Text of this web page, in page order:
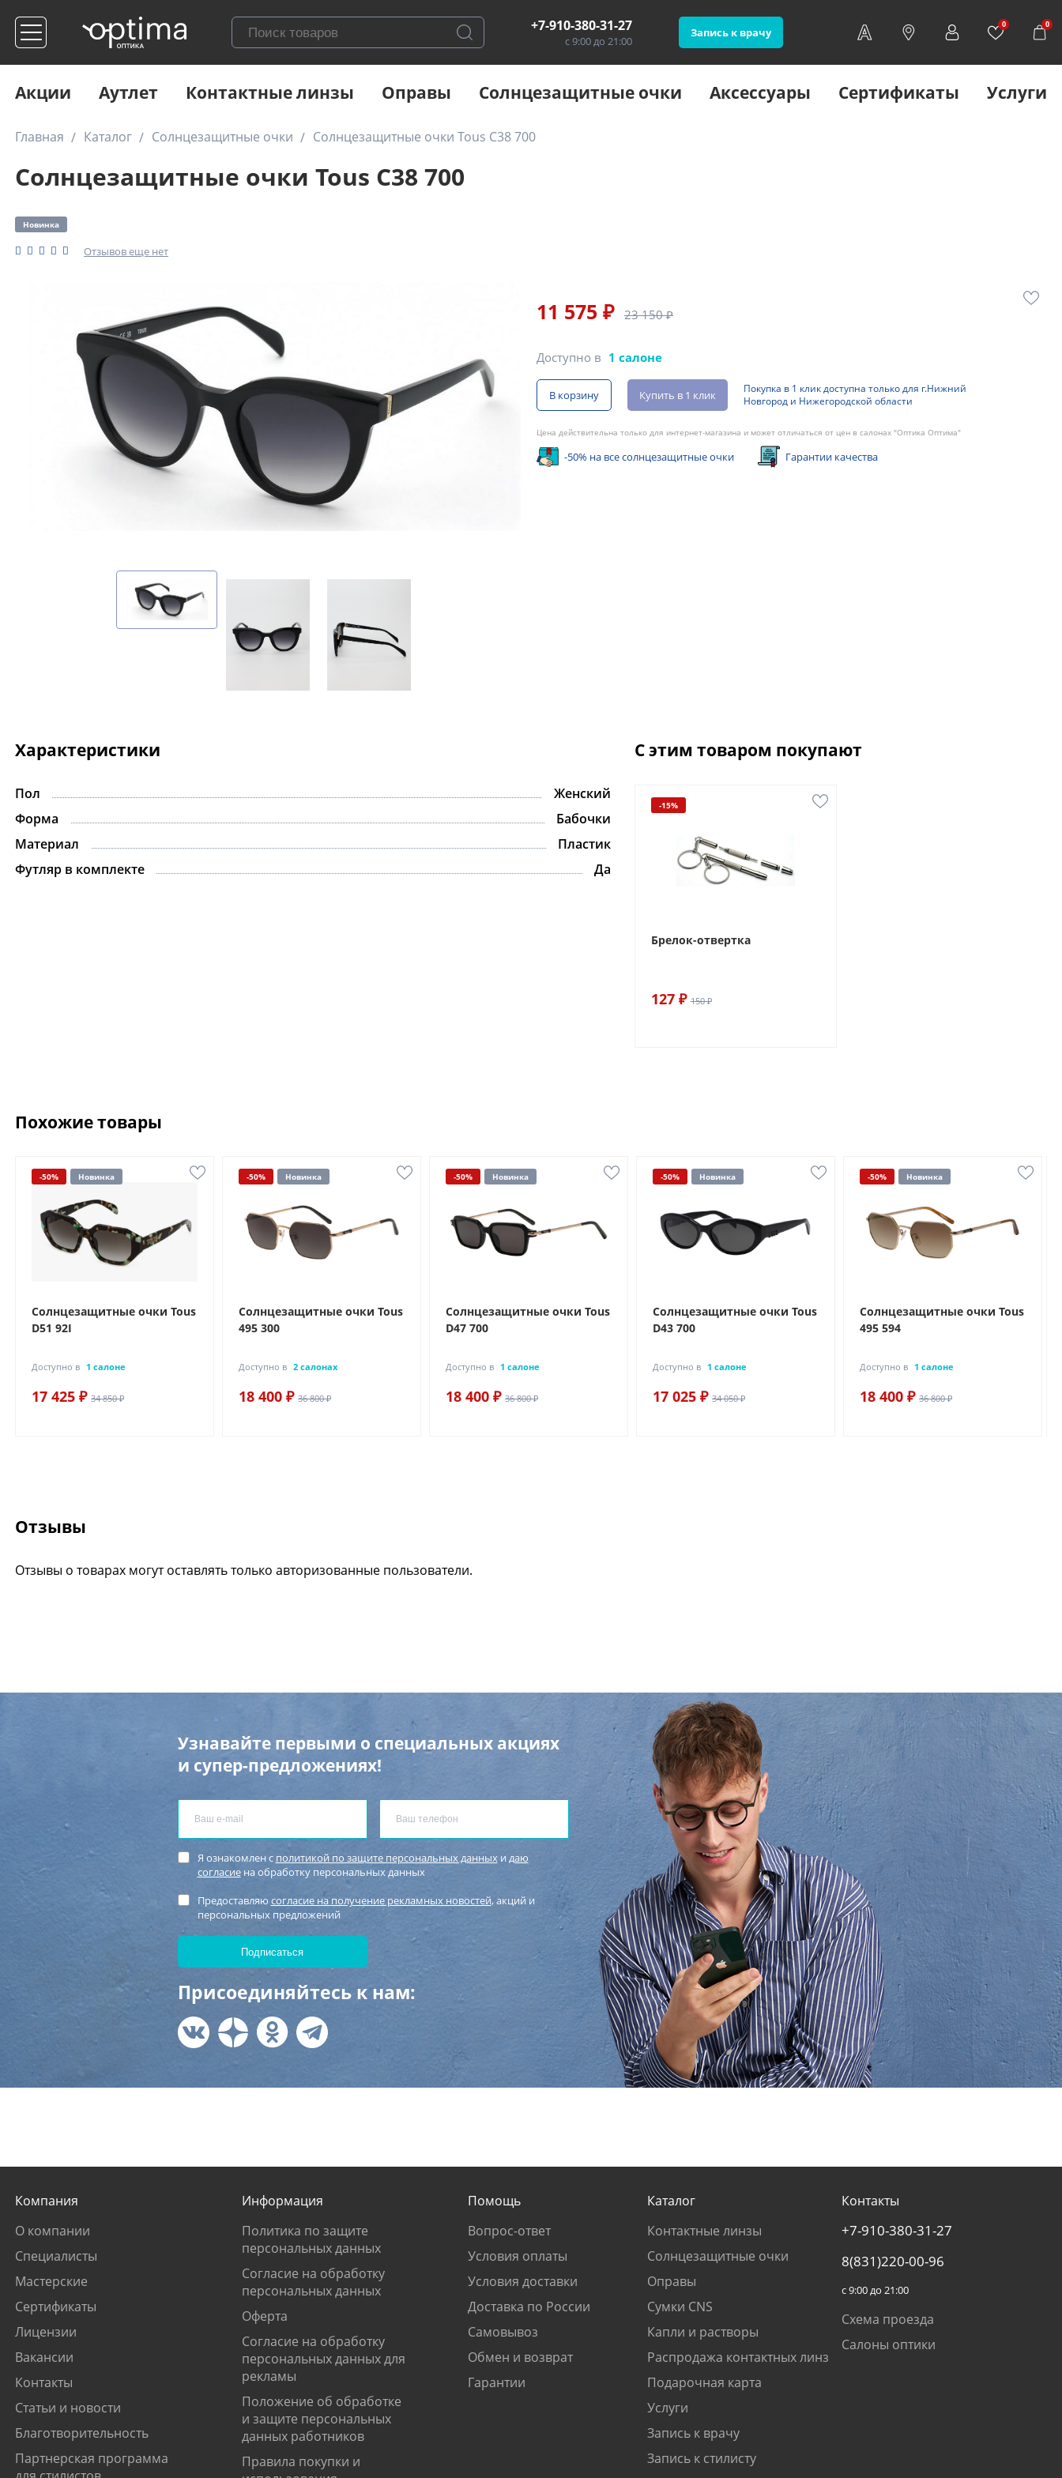
+7-910-380-31-27
с 9:00 до 21:00
Запись к врачу
0 0
Акции Аутлет Контактные линзы Оправы Солнцезащитные очки Аксессуары Сертификаты Услуги
Главная Каталог Солнцезащитные очки Солнцезащитные очки Tous C38 700
Солнцезащитные очки Tous C38 700
Новинка
Отзывов еще нет
11 575 ₽ 23 150 ₽
Доступно в 1 салоне
В корзину Купить в 1 клик
Покупка в 1 клик доступна только для г.Нижний
Новгород и Нижегородской области
Цена действительна только для интернет-магазина и может отличаться от цен в салонах "Оптика Оптима"
-50% на все солнцезащитные очки Гарантии качества
Характеристики
Пол
Женский
Форма
Бабочки
Материал
Пластик
Футляр в комплекте
Да
С этим товаром покупают
-15%
Брелок-отвертка
127 ₽ 150 ₽
Похожие товары
-50% Новинка
Солнцезащитные очки Tous
D51 92I
Доступно в 1 салоне
17 425 ₽ 34 850 ₽
-50% Новинка
Солнцезащитные очки Tous
495 300
Доступно в 2 салонах
18 400 ₽ 36 800 ₽
-50% Новинка
Солнцезащитные очки Tous
D47 700
Доступно в 1 салоне
18 400 ₽ 36 800 ₽
-50% Новинка
Солнцезащитные очки Tous
D43 700
Доступно в 1 салоне
17 025 ₽ 34 050 ₽
-50% Новинка
Солнцезащитные очки Tous
495 594
Доступно в 1 салоне
18 400 ₽ 36 800 ₽
Отзывы
Отзывы о товарах могут оставлять только авторизованные пользователи.
Узнавайте первыми о специальных акциях
и супер-предложениях!
Я ознакомлен с политикой по защите персональных данныхи даю
согласиена обработку персональных данных
Предоставляю согласие на получение рекламных новостей, акций и
персональных предложений
Присоединяйтесь к нам:
Компания
О компании
Специалисты
Мастерские
Сертификаты
Лицензии
Вакансии
Контакты
Статьи и новости
Благотворительность
Партнерская программа
Информация
Политика по защите
персональных данных
Согласие на обработку
персональных данных
Оферта
Согласие на обработку
персональных данных для
рекламы
Положение об обработке
и защите персональных
данных работников
Правила покупки и
Помощь
Вопрос-ответ
Условия оплаты
Условия доставки
Доставка по России
Самовывоз
Обмен и возврат
Гарантии
Каталог
Контактные линзы
Солнцезащитные очки
Оправы
Сумки CNS
Капли и растворы
Распродажа контактных линз
Подарочная карта
Услуги
Запись к врачу
Запись к стилисту
Контакты
+7-910-380-31-27
8(831)220-00-96
с 9:00 до 21:00
Схема проезда
Салоны оптики